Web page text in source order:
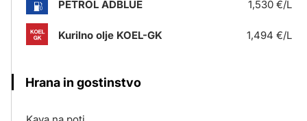
PETROL ADBLUE 1,530 €/L
Kurilno olje KOEL-GK 1,494 €/L
Hrana in gostinstvo